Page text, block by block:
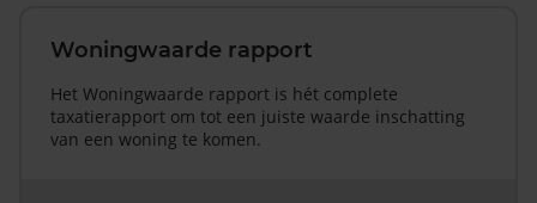
Woningwaarde rapport
Het Woningwaarde rapport is hét complete
taxatierapport om tot een juiste waarde inschatting
van een woning te komen.